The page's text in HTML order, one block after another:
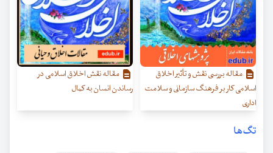
مقاله بررسی نقش و تأثیر اخلاق
اسلامی کار بر فرهنگ سازمانی و سلامت
اداری
مقاله نقش اخلاق اسلامی در
رساندن انسان به کمال
تگ‌ها